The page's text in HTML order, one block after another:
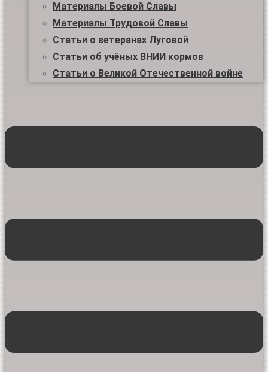
Материалы Боевой Славы
Материалы Трудовой Славы
Статьи о ветеранах Луговой
Статьи об учёных ВНИИ кормов
Статьи о Великой Отечественной войне